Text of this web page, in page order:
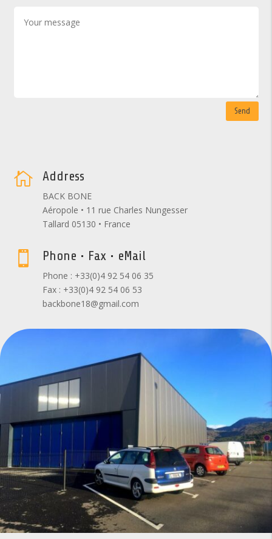
Send
 Address
BACK BONE
Aéropole • 11 rue Charles Nungesser
Tallard 05130 • France
 Phone • Fax • eMail
Phone : +33(0)4 92 54 06 35
Fax : +33(0)4 92 54 06 53
backbone18@gmail.com